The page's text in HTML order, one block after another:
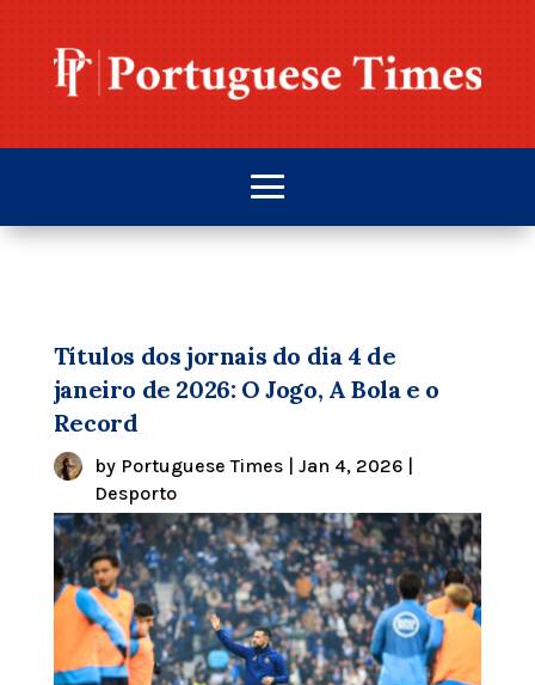
Títulos dos jornais do dia 4 de
janeiro de 2026: O Jogo, A Bola e o
Record
by Portuguese Times| Jan 4, 2026|
Desporto